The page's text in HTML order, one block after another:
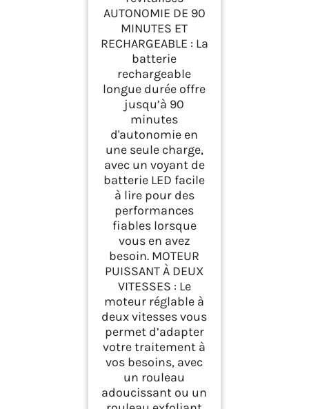
AUTONOMIE DE 90
MINUTES ET
RECHARGEABLE : La
batterie
rechargeable
longue durée offre
jusqu’à 90
minutes
d'autonomie en
une seule charge,
avec un voyant de
batterie LED facile
à lire pour des
performances
fiables lorsque
vous en avez
besoin. MOTEUR
PUISSANT À DEUX
VITESSES : Le
moteur réglable à
deux vitesses vous
permet d’adapter
votre traitement à
vos besoins, avec
un rouleau
adoucissant ou un